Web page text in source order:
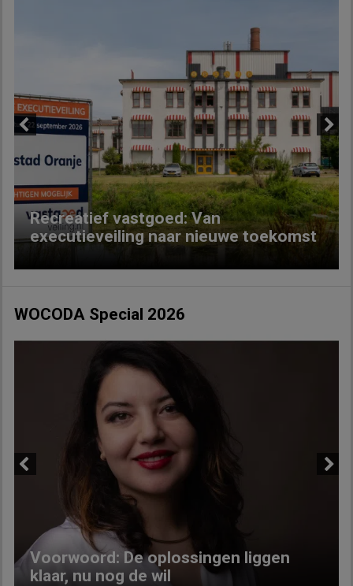
Recreatief vastgoed: Van
executieveiling naar nieuwe toekomst
Next
WOCODA Special 2026
Voorwoord: De oplossingen liggen
klaar, nu nog de wil